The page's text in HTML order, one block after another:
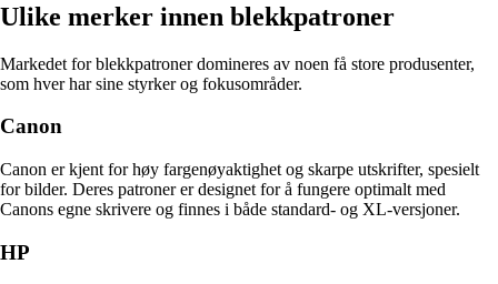
Ulike merker innen blekkpatroner
Markedet for blekkpatroner domineres av noen få store produsenter,
som hver har sine styrker og fokusområder.
Canon
Canon er kjent for høy fargenøyaktighet og skarpe utskrifter, spesielt
for bilder. Deres patroner er designet for å fungere optimalt med
Canons egne skrivere og finnes i både standard- og XL-versjoner.
HP